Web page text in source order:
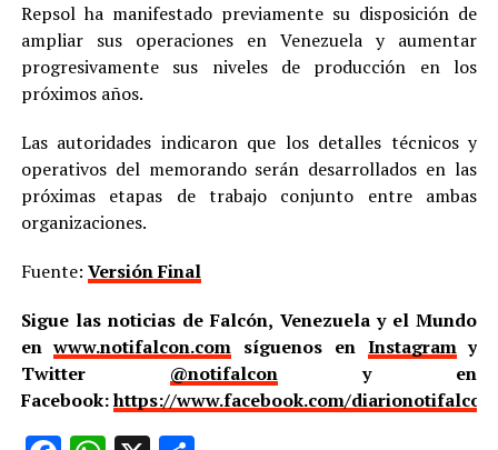
Repsol ha manifestado previamente su disposición de
ampliar sus operaciones en Venezuela y aumentar
progresivamente sus niveles de producción en los
próximos años.
Las autoridades indicaron que los detalles técnicos y
operativos del memorando serán desarrollados en las
próximas etapas de trabajo conjunto entre ambas
organizaciones.
Fuente: Versión Final
Sigue las noticias de Falcón, Venezuela y el Mundo
enwww.notifalcon.com síguenos en Instagramy
Twitter @notifalcony en
Facebook:https://www.facebook.com/